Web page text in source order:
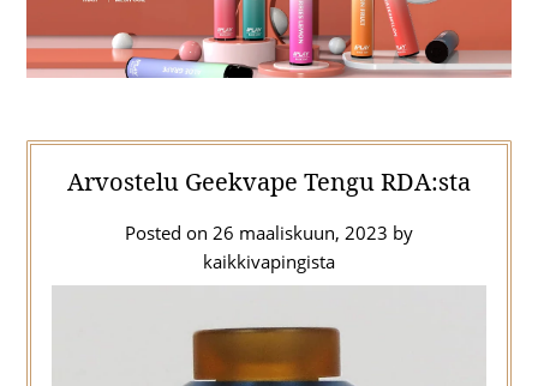
Arvostelu Geekvape Tengu RDA:sta
Posted on 26 maaliskuun, 2023 by
kaikkivapingista